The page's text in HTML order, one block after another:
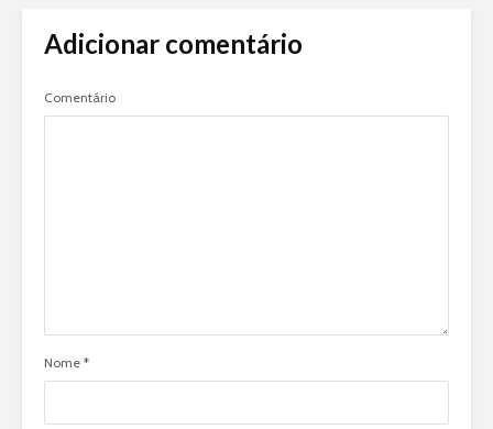
Adicionar comentário
Comentário
Nome *